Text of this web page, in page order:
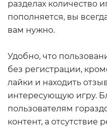
разделах количество
пополняется, вы
вам нужно.
Удобно, что
без регистрации,
лайки и находить
интересующую игру.
пользователям
контент, а отсутствие